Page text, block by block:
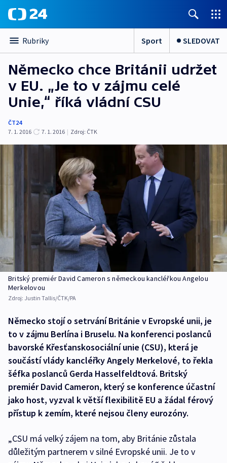
Rubriky Sport SLEDOVAT
Německo chce Británii udržet
v EU. „Je to v zájmu celé
Unie,“ říká vládní CSU
ČT24
7. 1. 2016
7. 1. 2016 | Zdroj: ČTK
Britský premiér David Cameron s německou kancléřkou Angelou
Merkelovou
Zdroj: Justin Tallis/ČTK/PA
Německo stojí o setrvání Británie v Evropské unii, je
to v zájmu Berlína i Bruselu. Na konferenci poslanců
bavorské Křesťanskosociální unie (CSU), která je
součástí vlády kancléřky Angely Merkelové, to řekla
šéfka poslanců Gerda Hasselfeldtová. Britský
premiér David Cameron, který se konference účastní
jako host, vyzval k větší flexibilitě EU a žádal férový
přístup k zemím, které nejsou členy eurozóny.
„CSU má velký zájem na tom, aby Británie zůstala
důležitým partnerem v silné Evropské unii. Je to v